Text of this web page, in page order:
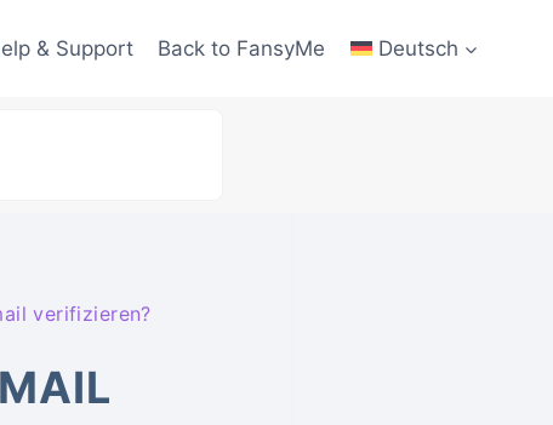
& Support Back to FansyMe Deutsch
verifizieren?